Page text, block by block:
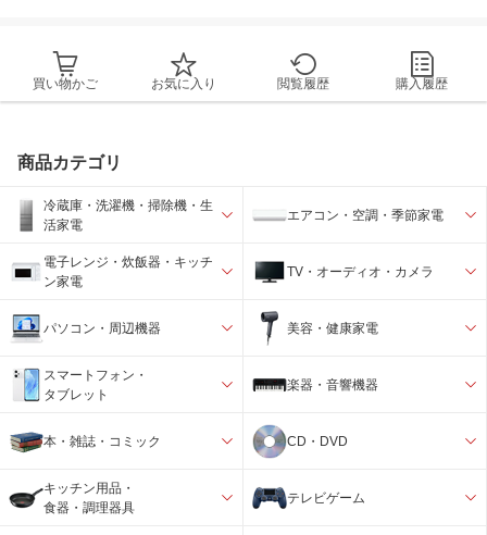
買い物かご お気に入り 閲覧履歴 購入履歴
商品カテゴリ
冷蔵庫・洗濯機・掃除機・生
活家電
エアコン・空調・季節家電
電子レンジ・炊飯器・キッチ
ン家電
TV・オーディオ・カメラ
パソコン・周辺機器 美容・健康家電
スマートフォン・
タブレット
楽器・音響機器
本・雑誌・コミック CD・DVD
キッチン用品・
食器・調理器具
テレビゲーム